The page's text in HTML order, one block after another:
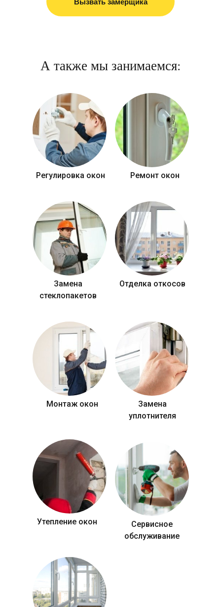
А также мы занимаемся:
Регулировка окон Ремонт окон
Замена
стеклопакетов
Отделка откосов
Монтаж окон
Замена
уплотнителя
Утепление окон
Сервисное
обслуживание